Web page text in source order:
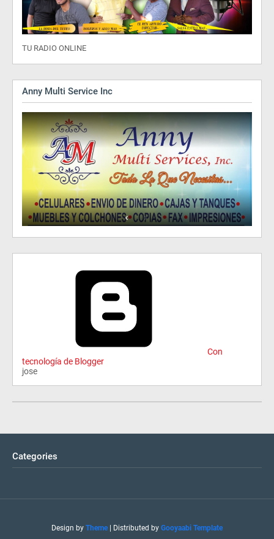
TU RADIO ONLINE
Anny Multi Service Inc
Con
tecnología de Blogger
jose
Categories
Design by Theme| Distributed by Gooyaabi Template